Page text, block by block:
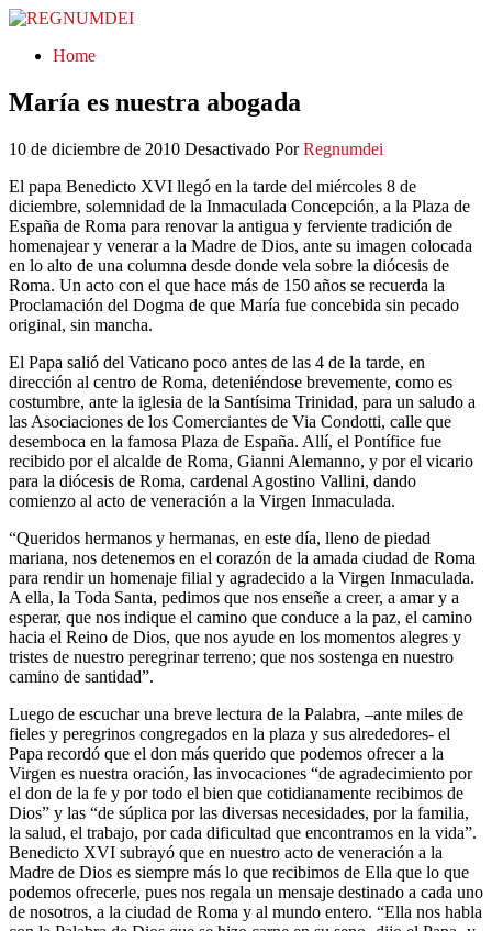
REGNUMDEI
Home
María es nuestra abogada
10 de diciembre de 2010 Desactivado Por Regnumdei
El papa Benedicto XVI llegó en la tarde del miércoles 8 de
diciembre, solemnidad de la Inmaculada Concepción, a la Plaza de
España de Roma para renovar la antigua y ferviente tradición de
homenajear y venerar a la Madre de Dios, ante su imagen colocada
en lo alto de una columna desde donde vela sobre la diócesis de
Roma. Un acto con el que hace más de 150 años se recuerda la
Proclamación del Dogma de que María fue concebida sin pecado
original, sin mancha.
El Papa salió del Vaticano poco antes de las 4 de la tarde, en
dirección al centro de Roma, deteniéndose brevemente, como es
costumbre, ante la iglesia de la Santísima Trinidad, para un saludo a
las Asociaciones de los Comerciantes de Via Condotti, calle que
desemboca en la famosa Plaza de España. Allí, el Pontífice fue
recibido por el alcalde de Roma, Gianni Alemanno, y por el vicario
para la diócesis de Roma, cardenal Agostino Vallini, dando
comienzo al acto de veneración a la Virgen Inmaculada.
“Queridos hermanos y hermanas, en este día, lleno de piedad
mariana, nos detenemos en el corazón de la amada ciudad de Roma
para rendir un homenaje filial y agradecido a la Virgen Inmaculada.
A ella, la Toda Santa, pedimos que nos enseñe a creer, a amar y a
esperar, que nos indique el camino que conduce a la paz, el camino
hacia el Reino de Dios, que nos ayude en los momentos alegres y
tristes de nuestro peregrinar terreno; que nos sostenga en nuestro
camino de santidad”.
Luego de escuchar una breve lectura de la Palabra, –ante miles de
fieles y peregrinos congregados en la plaza y sus alrededores- el
Papa recordó que el don más querido que podemos ofrecer a la
Virgen es nuestra oración, las invocaciones “de agradecimiento por
el don de la fe y por todo el bien que cotidianamente recibimos de
Dios” y las “de súplica por las diversas necesidades, por la familia,
la salud, el trabajo, por cada dificultad que encontramos en la vida”.
Benedicto XVI subrayó que en nuestro acto de veneración a la
Madre de Dios es siempre más lo que recibimos de Ella que lo que
podemos ofrecerle, pues nos regala un mensaje destinado a cada uno
de nosotros, a la ciudad de Roma y al mundo entero. “Ella nos habla